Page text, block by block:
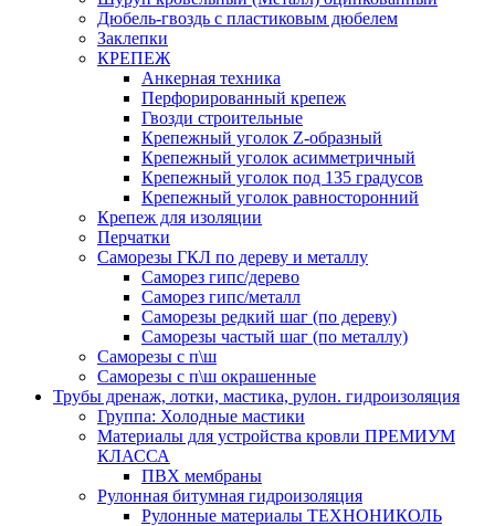
Дюбель-гвоздь с пластиковым дюбелем
Заклепки
КРЕПЕЖ
Анкерная техника
Перфорированный крепеж
Гвозди строительные
Крепежный уголок Z-образный
Крепежный уголок асимметричный
Крепежный уголок под 135 градусов
Крепежный уголок равносторонний
Крепеж для изоляции
Перчатки
Саморезы ГКЛ по дереву и металлу
Саморез гипс/дерево
Саморез гипс/металл
Саморезы редкий шаг (по дереву)
Саморезы частый шаг (по металлу)
Саморезы с п\ш
Саморезы с п\ш окрашенные
Трубы дренаж, лотки, мастика, рулон. гидроизоляция
Группа: Холодные мастики
Материалы для устройства кровли ПРЕМИУМ
КЛАССА
ПВХ мембраны
Рулонная битумная гидроизоляция
Рулонные материалы ТЕХНОНИКОЛЬ